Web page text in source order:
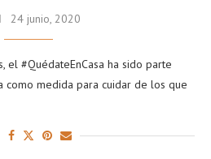
24 junio, 2020
el #QuédateEnCasa ha sido parte
como medida para cuidar de los que